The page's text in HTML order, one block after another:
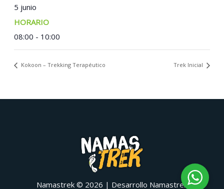
5 junio
08:00 - 10:00
Kokoon – Trekking Terapéutico Trek Inicial
Namastrek © 2026 | Desarrollo Namastrek